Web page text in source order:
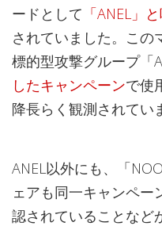
ードとして 「ANEL」
されていました。この
標的型攻撃グループ「
したキャンペーンで使
降長らく観測されてい
ANEL以外にも、「
ェアも同一キャンペー
認されていることなど